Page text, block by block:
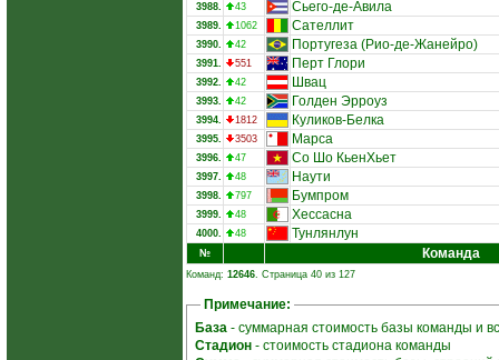
3988. 43 Сьего-де-Авила
3989. 1062 Сателлит
3990. 42 Португеза (Рио-де-Жанейро)
3991. 551 Перт Глори
3992. 42 Швац
3993. 42 Голден Эрроуз
3994. 1812 Куликов-Белка
3995. 3503 Марса
3996. 47 Со Шо КьенХьет
3997. 48 Наути
3998. 797 Бумпром
3999. 48 Хессасна
4000. 48 Тунлянлун
№ Команда
Команд: 12646. Страница 40 из 127
Примечание:
База - суммарная стоимость базы команды и
Стадион - стоимость стадиона команды